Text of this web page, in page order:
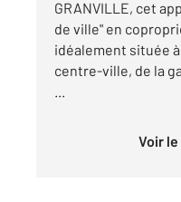
GRANVILLE, cet
de ville" en
idéalement située
centre-ville, de la
...
Voir